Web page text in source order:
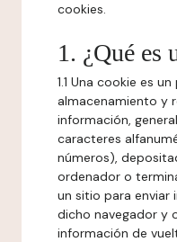
cookies.
1. ¿Qué es
1.1 Una cookie es
almacenamiento y
información,
caracteres
números),
ordenador o
un sitio para enviar
dicho navegador y
información de